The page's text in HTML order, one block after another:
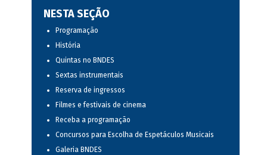
NESTA SEÇÃO
Programação
História
Quintas no BNDES
Sextas instrumentais
Reserva de ingressos
Filmes e festivais de cinema
Receba a programação
Concursos para Escolha de Espetáculos Musicais
Galeria BNDES